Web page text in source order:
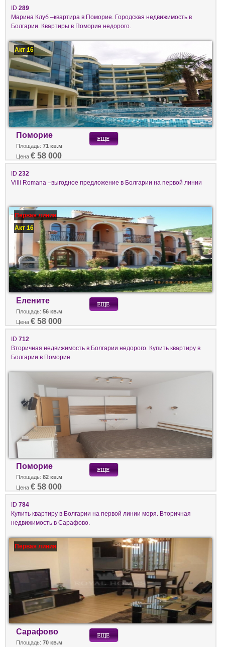
ID 289
Марина Клуб –квартира в Поморие. Городская недвижимость в
Болгарии. Квартиры в Поморие недорого.
Акт 16
Поморие
Площадь: 71 кв.м
Цена € 58 000
ID 232
Villi Romana –выгодное предложение в Болгарии на первой линии
Первая линия
Акт 16
Елените
Площадь: 56 кв.м
Цена € 58 000
ID 712
Вторичная недвижимость в Болгарии недорого. Купить квартиру в
Болгарии в Поморие.
Поморие
Площадь: 82 кв.м
Цена € 58 000
ID 784
Купить квартиру в Болгарии на первой линии моря. Вторичная
недвижимость в Сарафово.
Первая линия
Сарафово
Площадь: 70 кв.м